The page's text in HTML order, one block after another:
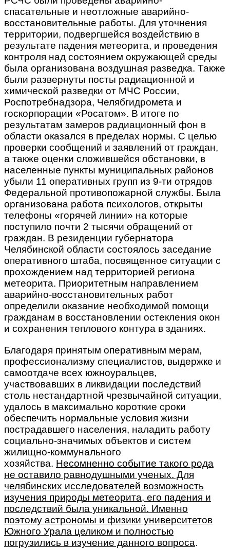
спасательные и неотложные аварийно-
восстановительные работы. Для уточнения
территории, подвергшейся воздействию в
результате падения метеорита, и проведения
контроля над состоянием окружающей среды
была организована воздушная разведка. Также
были развернуты посты радиационной и
химической разведки от МЧС России,
Роспотребнадзора, Челябгидромета и
госкорпорации «Росатом». В итоге по
результатам замеров радиационный фон в
области оказался в пределах нормы. С целью
проверки сообщений и заявлений от граждан,
а также оценки сложившейся обстановки, в
населенные пункты муниципальных районов
убыли 11 оперативных групп из 9-ти отрядов
Федеральной противопожарной службы. Была
организована работа психологов, открыты
телефоны «горячей линии» на которые
поступило почти 2 тысячи обращений от
граждан. В резиденции губернатора
Челябинской области состоялось заседание
оперативного штаба, посвященное ситуации с
прохождением над территорией региона
метеорита. Приоритетным направлением
аварийно-восстановительных работ
определили оказание необходимой помощи
гражданам в восстановлении остекления окон
и сохранения теплового контура в зданиях.
Благодаря принятым оперативным мерам,
профессионализму специалистов, выдержке и
самоотдаче всех южноуральцев,
участвовавших в ликвидации последствий
столь нестандартной чрезвычайной ситуации,
удалось в максимально короткие сроки
обеспечить нормальные условия жизни
пострадавшего населения, наладить работу
социально-значимых объектов и систем
жилищно-коммунального
хозяйства. Несомненно событие такого рода
не оставило равнодушными ученых. Для
челябинских исследователей возможность
изучения природы метеорита, его падения и
последствий была уникальной. Именно
поэтому астрономы и физики университетов
Южного Урала целиком и полностью
погрузились в изучение данного вопроса.